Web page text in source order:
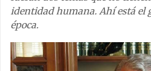
identidad humana. Ahí está el
época.